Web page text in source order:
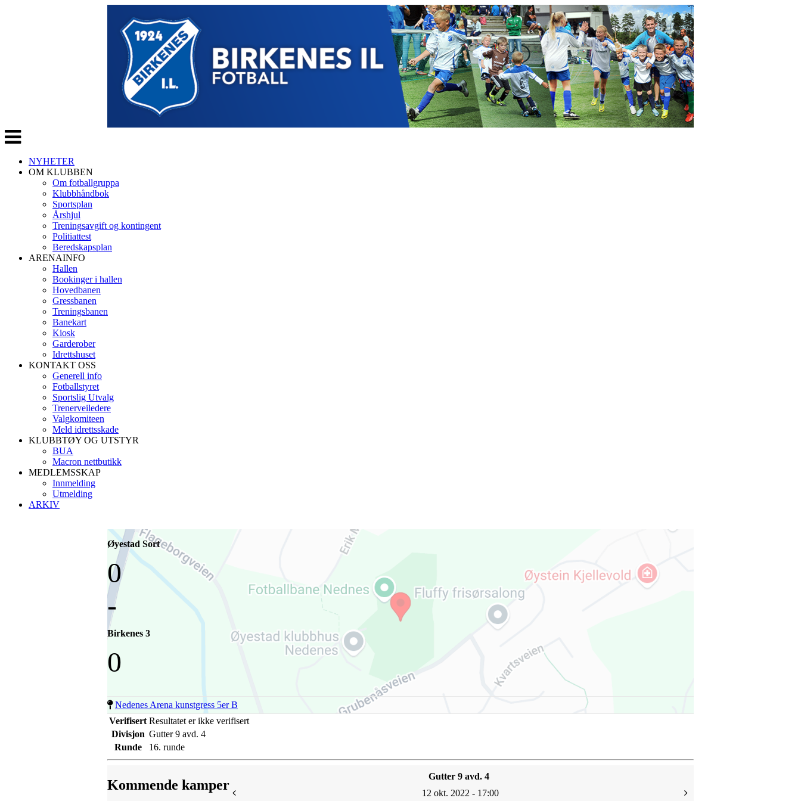
Veksle
navigasjon
NYHETER
OM KLUBBEN
Om fotballgruppa
Klubbhåndbok
Sportsplan
Årshjul
Treningsavgift og kontingent
Politiattest
Beredskapsplan
ARENAINFO
Hallen
Bookinger i hallen
Hovedbanen
Gressbanen
Treningsbanen
Banekart
Kiosk
Garderober
Idrettshuset
KONTAKT OSS
Generell info
Fotballstyret
Sportslig Utvalg
Trenerveiledere
Valgkomiteen
Meld idrettsskade
KLUBBTØY OG UTSTYR
BUA
Macron nettbutikk
MEDLEMSSKAP
Innmelding
Utmelding
ARKIV
Øyestad Sort
0
-
Birkenes 3
0
Nedenes Arena kunstgress 5er B
Verifisert Resultatet er ikke verifisert
Divisjon Gutter 9 avd. 4
Runde
16. runde
Kommende kamper
Gutter 9 avd. 4
12 okt. 2022 - 17:00